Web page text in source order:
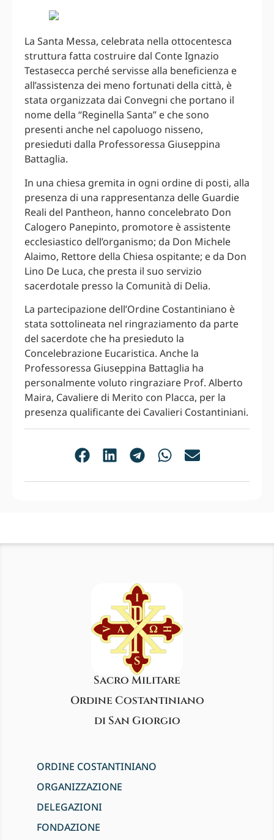
La Santa Messa, celebrata nella ottocentesca
struttura fatta costruire dal Conte Ignazio
Testasecca perché servisse alla beneficienza e
all’assistenza dei meno fortunati della città, è
stata organizzata dai Convegni che portano il
nome della “Reginella Santa” e che sono
presenti anche nel capoluogo nisseno,
presieduti dalla Professoressa Giuseppina
Battaglia.
In una chiesa gremita in ogni ordine di posti, alla
presenza di una rappresentanza delle Guardie
Reali del Pantheon, hanno concelebrato Don
Calogero Panepinto, promotore è assistente
ecclesiastico dell’organismo; da Don Michele
Alaimo, Rettore della Chiesa ospitante; e da Don
Lino De Luca, che presta il suo servizio
sacerdotale presso la Comunità di Delia.
La partecipazione dell’Ordine Costantiniano è
stata sottolineata nel ringraziamento da parte
del sacerdote che ha presieduto la
Concelebrazione Eucaristica. Anche la
Professoressa Giuseppina Battaglia ha
personalmente voluto ringraziare Prof. Alberto
Maira, Cavaliere di Merito con Placca, per la
presenza qualificante dei Cavalieri Costantiniani.
Sacro Militare
Ordine Costantiniano
di San Giorgio
ORDINE COSTANTINIANO
ORGANIZZAZIONE
DELEGAZIONI
FONDAZIONE